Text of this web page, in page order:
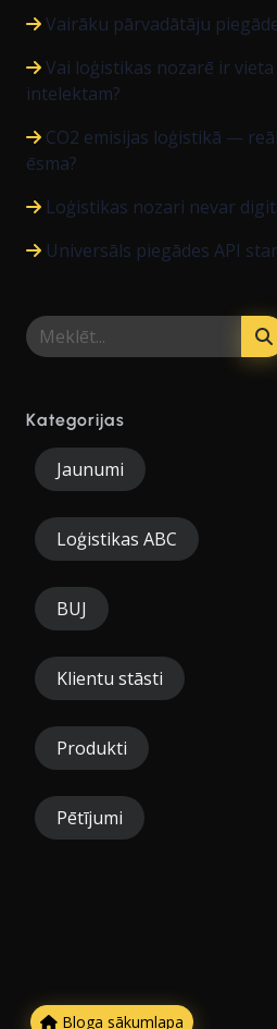
Vairāku pārvadātāju
Vai loģistikas nozarē ir
intelektam?
CO2 emisijas loģistikā —
ēsma?
Loģistikas nozari nevar
Universāls piegādes API
Kategorijas
Jaunumi
Loģistikas ABC
BUJ
Klientu stāsti
Produkti
Pētījumi
Bloga sākumlapa